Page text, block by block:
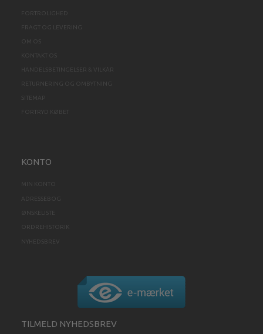
FORTROLIGHED
FRAGT OG LEVERING
OM OS
KONTAKT OS
HANDELSBETINGELSER & VILKÅR
RETURNERING OG OMBYTNING
SITEMAP
FORTRYD KØBET
KONTO
MIN KONTO
ADRESSEBOG
ØNSKELISTE
ORDREHISTORIK
NYHEDSBREV
TILMELD NYHEDSBREV